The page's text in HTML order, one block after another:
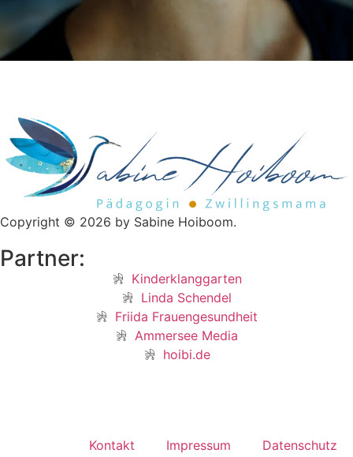
Copyright © 2026 by Sabine Hoiboom.
Partner:
Kinderklanggarten
Linda Schendel
Friida Frauengesundheit
Ammersee Media
hoibi.de
Kontakt Impressum Datenschutz